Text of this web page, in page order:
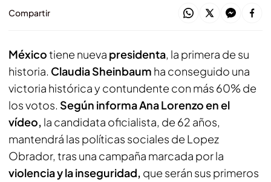
Compartir
Méxicotiene nueva presidenta, la primera de su
historia. Claudia Sheinbaum ha conseguido una
victoria histórica y contundente con más 60% de
los votos. Según informa Ana Lorenzo en el
vídeo, la candidata oficialista, de 62 años,
mantendrá las políticas sociales de Lopez
Obrador, tras una campaña marcada por la
violencia y la inseguridad, que serán sus primeros